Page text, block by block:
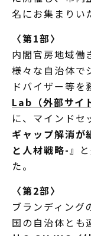
名にお集まりい
〈第1部〉
内閣官房地域働
様々な自治体で
ドバイザー等を
Lab（外部サイ
に、マインドセ
ギャップ解消が
と人材戦略-』
た。
〈第2部〉
ブランディング
国の自治体とも